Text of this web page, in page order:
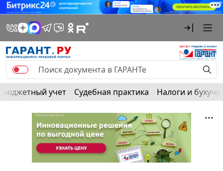
Бюджетный учет Судебная практика Налоги и